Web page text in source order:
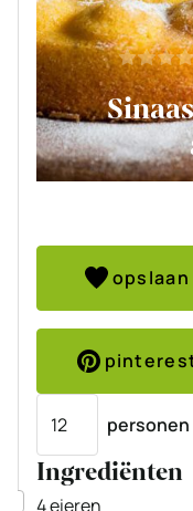
opslaan
personen
Ingrediënten
▢
4eieren